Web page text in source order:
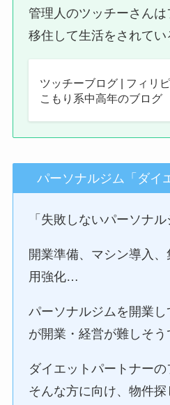
管理人のツッチーさん
移住して生活をされてい
ツッチーブログ | フィリ
こもり系中高年のブログ
パーソナルジム「ダイ
「失敗しないパーソナル
開業準備、マシン導入
用強化…
パーソナルジムを開業
が開業・経営が難しそう
ダイエットパートナーの
そんな方に向け、物件